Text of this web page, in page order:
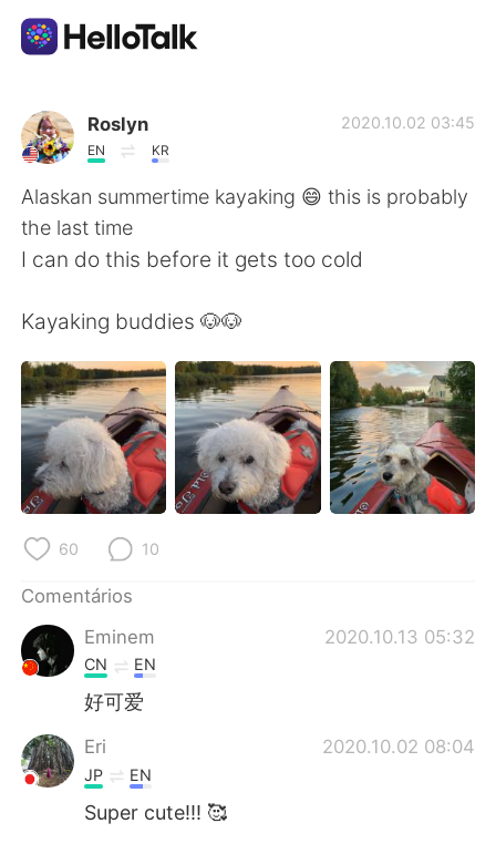
Aplicativo de troca de idioma
AI Grammar Checker
Português
English
繁體中文 Español
العربية Français
Deutsch 日本語
한국어
Italiano
Roslyn
EN KR
2020.10.02 03:45
Alaskan summertime kayaking 😄 this is probably
the last time
I can do this before it gets too cold
Kayaking buddies 🐶🐶
60 10
Comentários
Eminem
2020.10.13 05:32
CN EN
好可爱
Eri 2020.10.02 08:04
JP EN
Super cute!!! 🥰